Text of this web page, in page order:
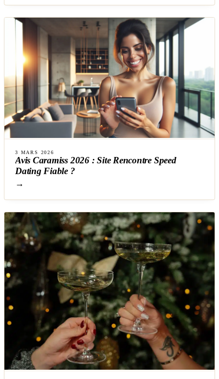
3 MARS 2026
Avis Caramiss 2026 : Site Rencontre Speed
Dating Fiable ?
→